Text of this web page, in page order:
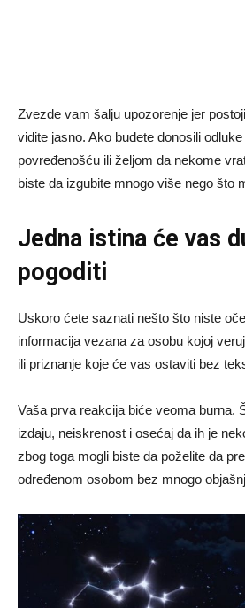
Zvezde vam šalju upozorenje jer
vidite jasno. Ako budete donosili
povređenošću ili željom da nekome
biste da izgubite mnogo više nego što
Jedna istina će vas
pogoditi
Uskoro ćete saznati nešto što niste
informacija vezana za osobu kojoj
ili priznanje koje će vas ostaviti bez
Vaša prva reakcija biće veoma burna.
izdaju, neiskrenost i osećaj da ih je
zbog toga mogli biste da poželite da
određenom osobom bez mnogo